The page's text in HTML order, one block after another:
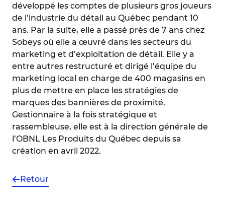
développé les comptes de plusieurs gros joueurs
de l’industrie du détail au Québec pendant 10
ans. Par la suite, elle a passé près de 7 ans chez
Sobeys où elle a œuvré dans les secteurs du
marketing et d’exploitation de détail. Elle y a
entre autres restructuré et dirigé l’équipe du
marketing local en charge de 400 magasins en
plus de mettre en place les stratégies de
marques des bannières de proximité.
Gestionnaire à la fois stratégique et
rassembleuse, elle est à la direction générale de
l’OBNL Les Produits du Québec depuis sa
création en avril 2022.
Retour